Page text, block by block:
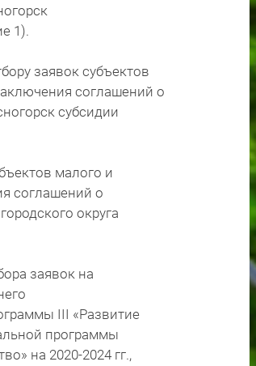
1).
заявок субъектов
соглашений о
субсидии
малого и
соглашений о
округа
заявок на
III «Развитие
программы
на 2020-2024 гг.,